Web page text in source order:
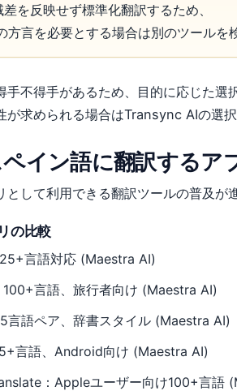
を反映せず標準化翻訳するため、
方言を必要とする場合は別のツール
手不得手があるため、目的に応じた
が求められる場合はTransync AIの選
イン語に翻訳するア
として利用できる翻訳ツールの普及
の比較
言語対応 (Maestra AI)
言語、旅行者向け (Maestra AI)
言語ペア、辞書スタイル (Maestra AI)
言語、Android向け (Maestra AI)
：Appleユーザー向け100+言語